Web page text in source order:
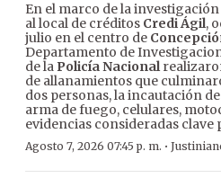
En el marco de la
al local de créditos Credi Ágil,
julio en el centro de
Departamento de
de la Policía Nacional
de allanamientos que
dos personas, la incautación
arma de fuego, celulares,
evidencias consideradas clave
Agosto 7, 2026 07:45 p. m. ·